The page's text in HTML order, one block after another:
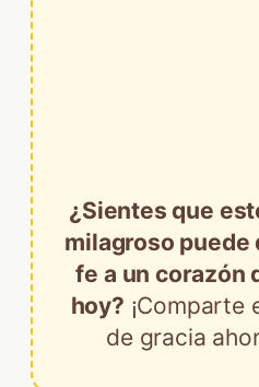
¿Sientes que
milagroso puede
fe a un corazón
hoy? ¡Comparte
de gracia